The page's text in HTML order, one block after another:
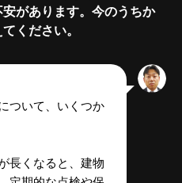
があります。今のうちか
ください。
ついて、いくつか
長くなると、建物